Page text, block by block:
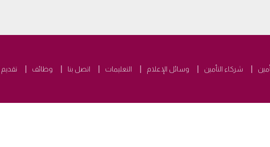
شركاء التأمين وسائل الإعلام التعليمات اتصل بنا وظائف